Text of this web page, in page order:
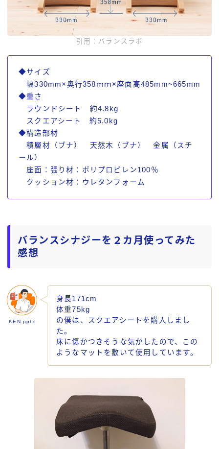
引用：バランスラボ
◆サイズ
幅330mm×奥行358ｍｍ×座面高485mm~665mm
◆重さ
ラウンドシート 約4.8kg
スクエアシート 約5.0kg
◆構造部材
積層材（ブナ） 天然木（ブナ） 金属（スチ
ール）
座面：張り材：ポリプロピレン100％
クッション材：ウレタンフォーム
バランスシナジーを２カ月使ってみた
感想
KEN.pptx
身長171cm
体重75kg
の僕は、スクエアシートを購入しまし
た。
床に傷かつきそうな気がしたので、この
ようなマットを敷いて使用しています。